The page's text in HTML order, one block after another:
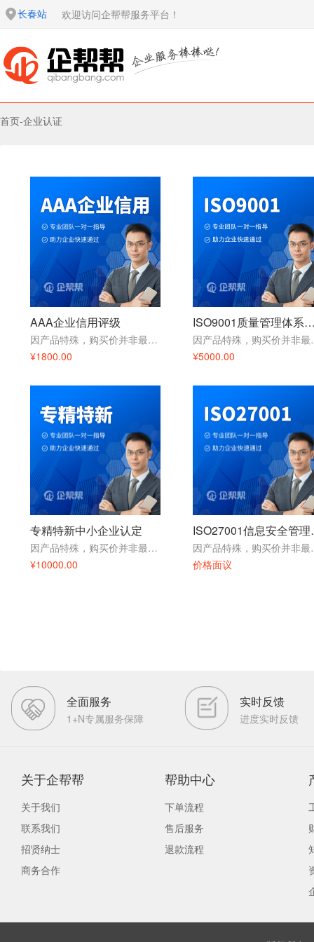
长春站 欢迎访问企帮帮服务平台！
首页-企业认证
AAA企业信用评级
因产品特殊，购买价并非最终价格，请咨询在线客服
¥1800.00
ISO9001质量管
因产品
¥5000.00
专精特新中小企业认定
因产品特殊，购买价并非最终价格，请咨询在线客服
¥10000.00
因产品特
价格面议
全面服务
1+N专属服务保障
实时反馈
进度实时反馈
关于企帮帮
关于我们
联系我们
招贤纳士
商务合作
帮助中心
下单流程
售后服务
退款流程